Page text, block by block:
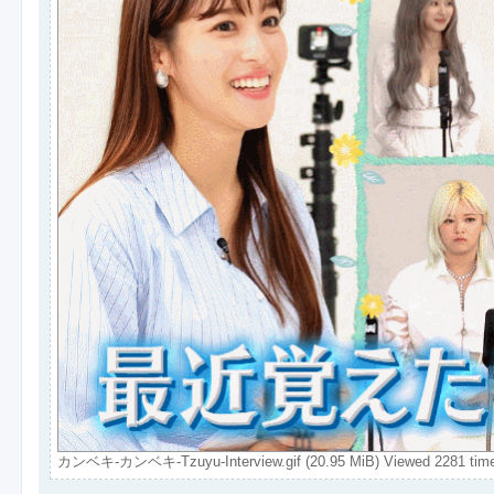
カンベキ-カンベキ-Tzuyu-Interview.gif (20.95 MiB) Viewed 2281